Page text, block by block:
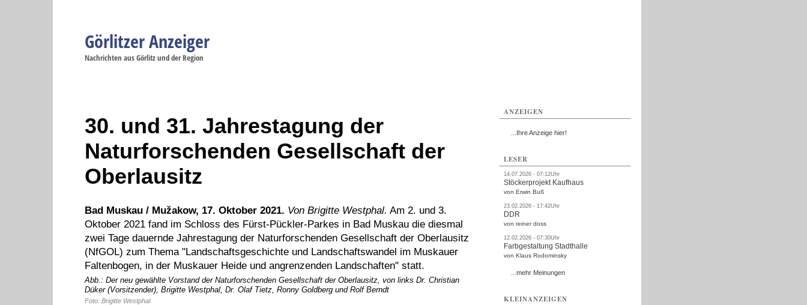
Görlitzer Anzeiger
Nachrichten aus Görlitz und der Region
30. und 31. Jahrestagung der
Naturforschenden Gesellschaft der
Oberlausitz
Bad Muskau / Mužakow, 17. Oktober 2021. Von Brigitte Westphal. Am 2. und 3.
Oktober 2021 fand im Schloss des Fürst-Pückler-Parkes in Bad Muskau die diesmal
zwei Tage dauernde Jahrestagung der Naturforschenden Gesellschaft der Oberlausitz
(NfGOL) zum Thema "Landschaftsgeschichte und Landschaftswandel im Muskauer
Faltenbogen, in der Muskauer Heide und angrenzenden Landschaften" statt.
Abb.: Der neu gewählte Vorstand der Naturforschenden Gesellschaft der Oberlausitz, von links Dr. Christian
Düker (Vorsitzender), Brigitte Westphal, Dr. Olaf Tietz, Ronny Goldberg und Rolf Berndt
Foto: Brigitte Westphal
ANZEIGEN
...Ihre Anzeige hier!
LESER
14.07.2026 - 07:12Uhr
Stöckerprojekt Kaufhaus
von Erwin Buß
23.02.2026 - 17:42Uhr
DDR
von reiner doss
12.02.2026 - 07:30Uhr
Farbgestaltung Stadthalle
von Klaus Rodominsky
...mehr Meinungen
KLEINANZEIGEN